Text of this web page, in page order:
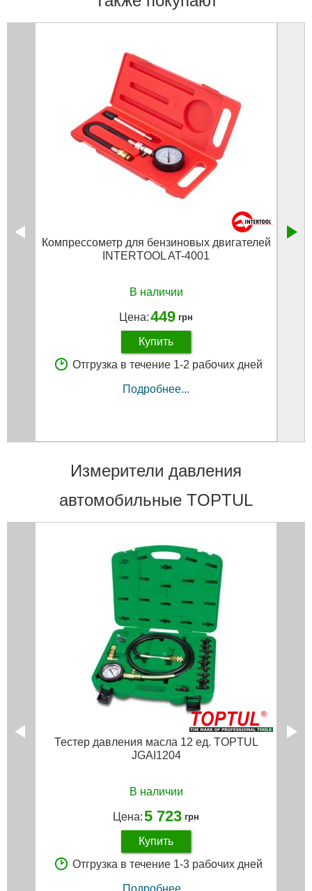
Компрессометр для бензиновых двигателей
INTERTOOL AT-4001
В наличии
Цена:449 грн
Купить
Отгрузка в течение 1-2 рабочих дней
Подробнее...
Измерители давления
автомобильные TOPTUL
Тестер давления масла 12 ед. TOPTUL
JGAI1204
В наличии
Цена:5 723 грн
Купить
Отгрузка в течение 1-3 рабочих дней
Подробнее...